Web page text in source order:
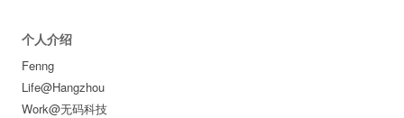
个人介绍
Fenng
Life@Hangzhou
Work@无码科技